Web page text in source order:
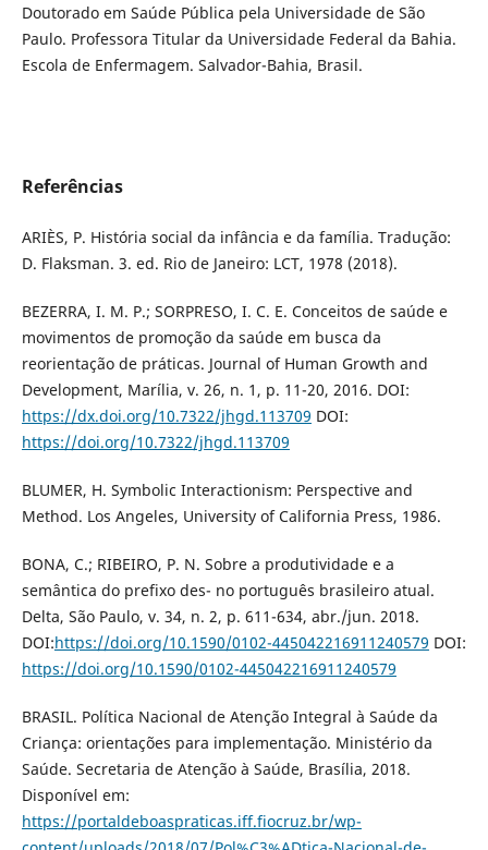
Doutorado em Saúde Pública pela Universidade de São
Paulo. Professora Titular da Universidade Federal da Bahia.
Escola de Enfermagem. Salvador-Bahia, Brasil.
Referências
ARIÈS, P. História social da infância e da família. Tradução:
D. Flaksman. 3. ed. Rio de Janeiro: LCT, 1978 (2018).
BEZERRA, I. M. P.; SORPRESO, I. C. E. Conceitos de saúde e
movimentos de promoção da saúde em busca da
reorientação de práticas. Journal of Human Growth and
Development, Marília, v. 26, n. 1, p. 11-20, 2016. DOI:
https://dx.doi.org/10.7322/jhgd.113709 DOI:
https://doi.org/10.7322/jhgd.113709
BLUMER, H. Symbolic Interactionism: Perspective and
Method. Los Angeles, University of California Press, 1986.
BONA, C.; RIBEIRO, P. N. Sobre a produtividade e a
semântica do prefixo des- no português brasileiro atual.
Delta, São Paulo, v. 34, n. 2, p. 611-634, abr./jun. 2018.
DOI:https://doi.org/10.1590/0102-445042216911240579 DOI:
https://doi.org/10.1590/0102-445042216911240579
BRASIL. Política Nacional de Atenção Integral à Saúde da
Criança: orientações para implementação. Ministério da
Saúde. Secretaria de Atenção à Saúde, Brasília, 2018.
Disponível em:
https://portaldeboaspraticas.iff.fiocruz.br/wp-